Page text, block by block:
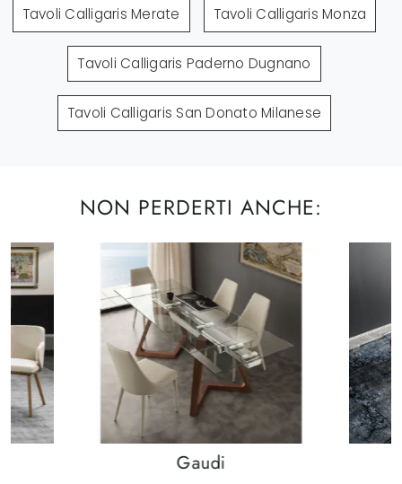
Tavoli Calligaris Merate Tavoli Calligaris Monza
Tavoli Calligaris Paderno Dugnano
Tavoli Calligaris San Donato Milanese
NON PERDERTI ANCHE:
Gaudi